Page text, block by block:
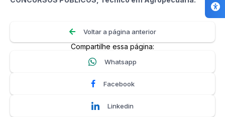
Voltar a página anterior
Compartilhe essa página:
Whatsapp
Facebook
Linkedin